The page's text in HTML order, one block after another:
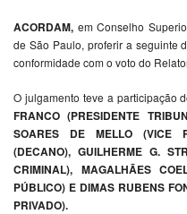
ACORDAM, em Conselho
de São Paulo, proferir a seguinte
conformidade com o voto do
O julgamento teve a participação
FRANCO (PRESIDENTE
SOARES DE MELLO (VICE
(DECANO), GUILHERME G.
CRIMINAL), MAGALHÃES
PÚBLICO) E DIMAS RUBENS
PRIVADO).